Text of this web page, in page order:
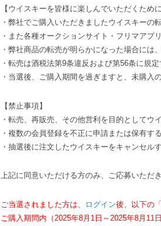
【ウイスキーを皆様に楽しんでいただくために
・弊社でご購入いただきましたウイスキーの
・また各種オークションサイト・フリマアプ
・弊社商品の転売が明らかになった場合には
・転売は酒税法第9条違反および第56条に規
・当選後、ご購入期間を過ぎますと、未購入
【禁止事項】
・転売、再販売、その他営利を目的としてウ
・複数の会員登録を不正に申請または保有す
・抽選後に注文したウイスキーをキャンセル
上記に同意いただける方のみ、ご応募いただ
ご当選されました方は、 ログイン後、以下の
ご購入期間内（2025年8月1日～2025年8月11